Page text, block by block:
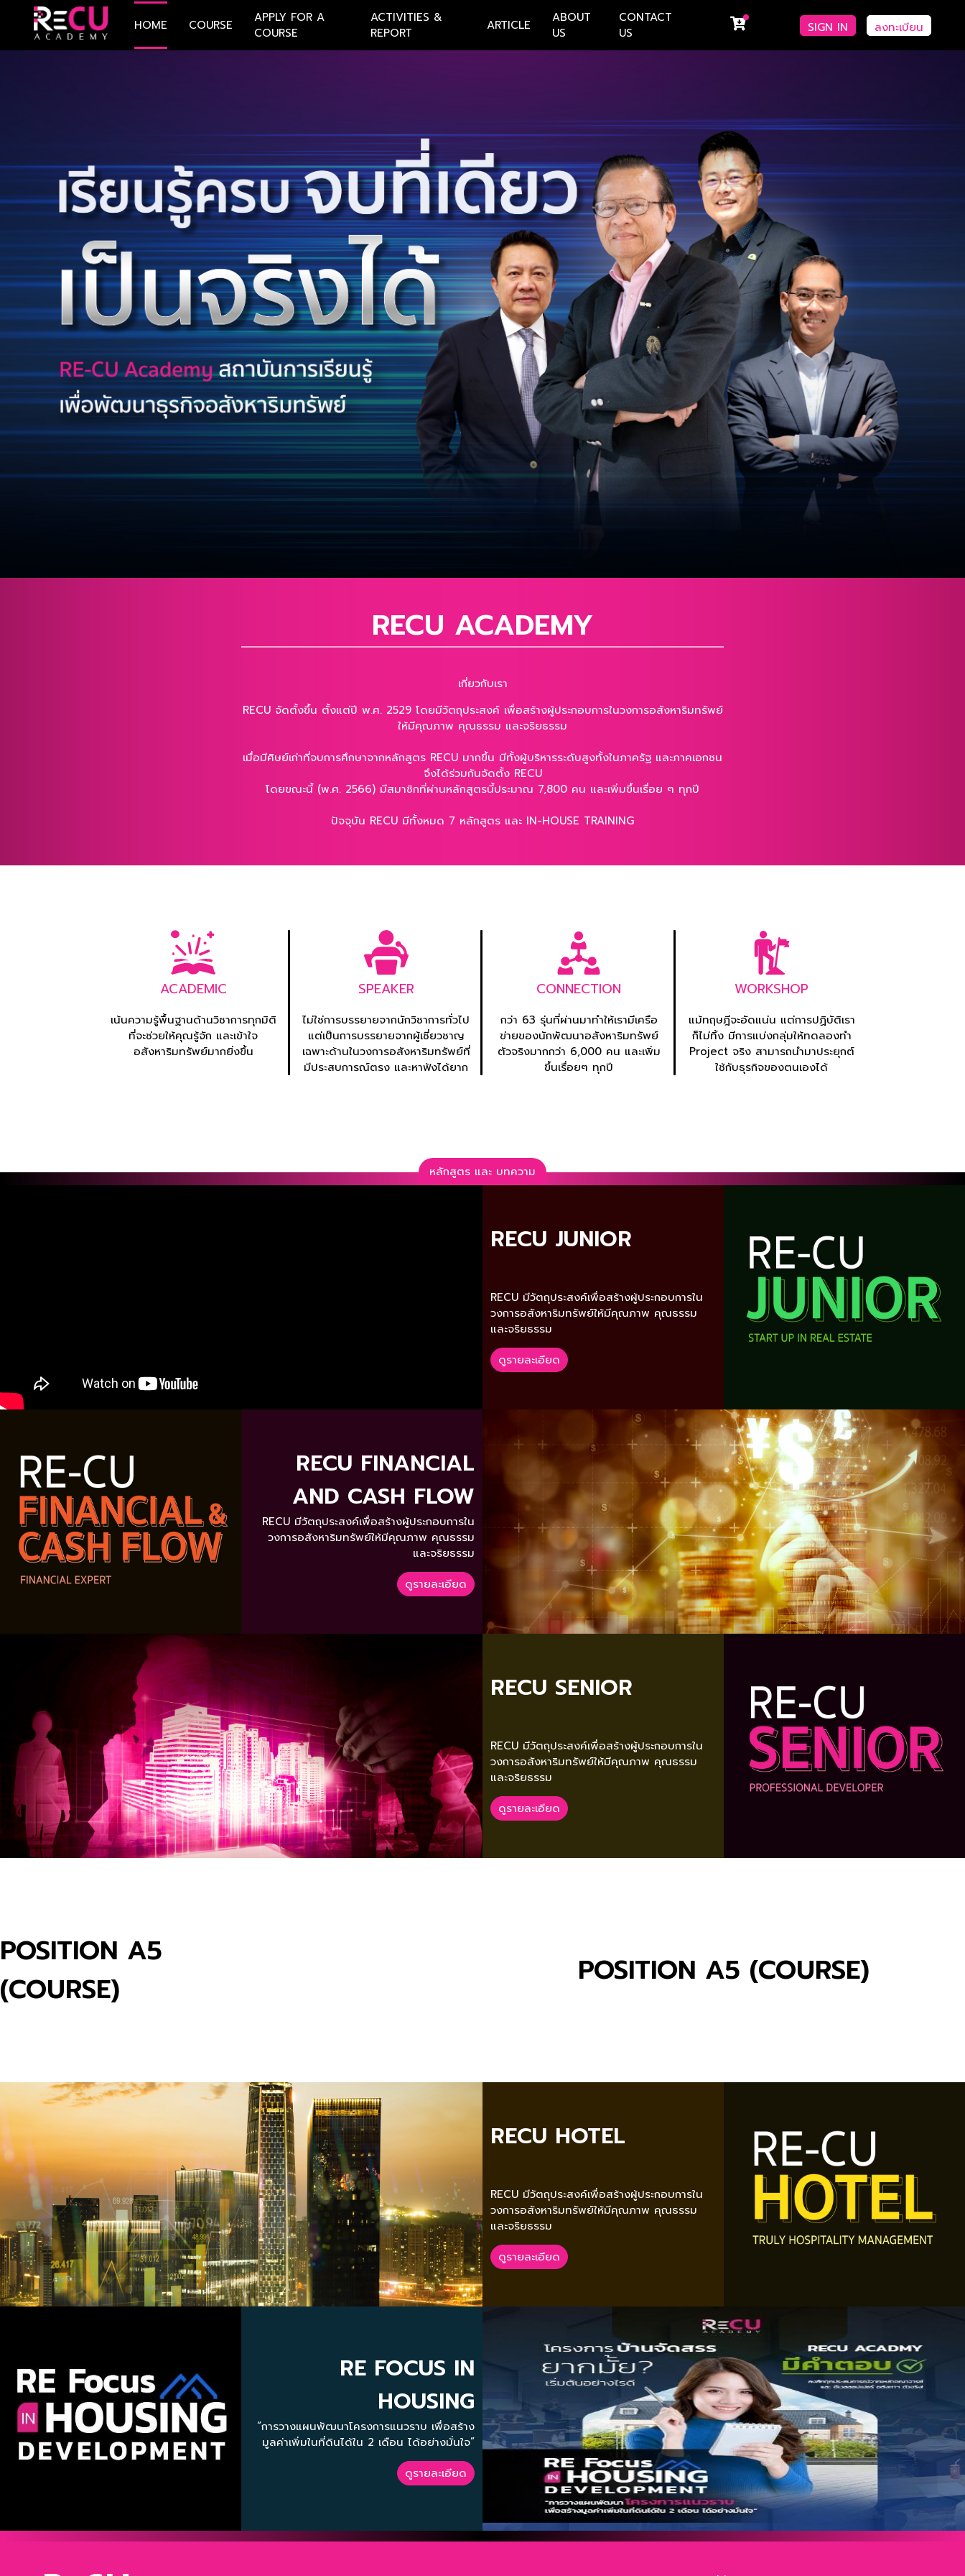
HOME COURSE
APPLY FOR A
COURSE
ACTIVITIES &
REPORT
ARTICLE
ABOUT
US
CONTACT
US
SIGN IN ลงทะเบียน
RECU ACADEMY
เกี่ยวกับเรา
RECU จัดตั้งขึ้น ตั้งแต่ปี พ.ศ. 2529 โดยมีวัตถุประสงค์ เพื่อสร้างผู้ประกอบการในวงการอสังหาริมทรัพย์
ให้มีคุณภาพ คุณธรรม และจริยธรรม
เมื่อมีศิษย์เก่าที่จบการศึกษาจากหลักสูตร RECU มากขึ้น มีทั้งผู้บริหารระดับสูงทั้งในภาครัฐ และภาคเอกชน
จึงได้ร่วมกันจัดตั้ง RECU
โดยขณะนี้ (พ.ศ. 2566) มีสมาชิกที่ผ่านหลักสูตรนี้ประมาณ 7,800 คน และเพิ่มขึ้นเรื่อย ๆ ทุกปี
ปัจจุบัน RECU มีทั้งหมด 7 หลักสูตร และ IN-HOUSE TRAINING
ACADEMIC
เน้นความรู้พื้นฐานด้านวิชาการทุกมิติ
ที่จะช่วยให้คุณรู้จัก และเข้าใจ
อสังหาริมทรัพย์มากยิ่งขึ้น
SPEAKER
ไม่ใช่การบรรยายจากนักวิชาการทั่วไป
แต่เป็นการบรรยายจากผู้เชี่ยวชาญ
เฉพาะด้านในวงการอสังหาริมทรัพย์ที่
มีประสบการณ์ตรง และหาฟังได้ยาก
CONNECTION
กว่า 63 รุ่นที่ผ่านมาทำให้เรามีเครือ
ข่ายของนักพัฒนาอสังหาริมทรัพย์
ตัวจริงมากกว่า 6,000 คน และเพิ่ม
ขึ้นเรื่อยๆ ทุกปี
WORKSHOP
แม้ทฤษฎีจะอัดแน่น แต่การปฏิบัติเรา
ก็ไม่ทิ้ง มีการแบ่งกลุ่มให้ทดลองทำ
Project จริง สามารถนำมาประยุกต์
ใช้กับธุรกิจของตนเองได้
หลักสูตร และ บทความ
RECU JUNIOR
RECU มีวัตถุประสงค์เพื่อสร้างผู้ประกอบการใน
วงการอสังหาริมทรัพย์ให้มีคุณภาพ คุณธรรม
และจริยธรรม
ดูรายละเอียด
RECU FINANCIAL
AND CASH FLOW
RECU มีวัตถุประสงค์เพื่อสร้างผู้ประกอบการใน
วงการอสังหาริมทรัพย์ให้มีคุณภาพ คุณธรรม
และจริยธรรม
ดูรายละเอียด
RECU SENIOR
RECU มีวัตถุประสงค์เพื่อสร้างผู้ประกอบการใน
วงการอสังหาริมทรัพย์ให้มีคุณภาพ คุณธรรม
และจริยธรรม
ดูรายละเอียด
POSITION A5
(COURSE)
POSITION A5 (COURSE)
RECU HOTEL
RECU มีวัตถุประสงค์เพื่อสร้างผู้ประกอบการใน
วงการอสังหาริมทรัพย์ให้มีคุณภาพ คุณธรรม
และจริยธรรม
ดูรายละเอียด
RE FOCUS IN
HOUSING
DEVELOPMENT
“การวางแผนพัฒนาโครงการแนวราบ เพื่อสร้าง
มูลค่าเพิ่มในที่ดินได้ใน 2 เดือน ได้อย่างมั่นใจ”
ดูรายละเอียด